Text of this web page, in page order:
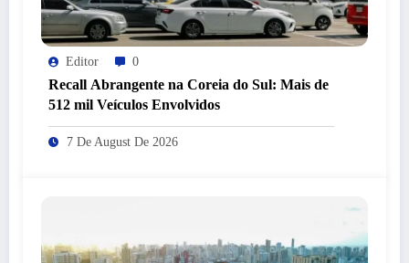
Editor 0
Recall Abrangente na Coreia do Sul: Mais de
512 mil Veículos Envolvidos
7 De August De 2026